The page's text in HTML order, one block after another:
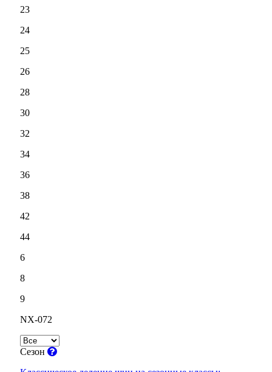
23
24
25
26
28
30
32
34
36
38
42
44
6
8
9
NX-072
Сезон